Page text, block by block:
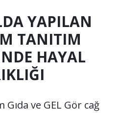
YAPILAN
TANITIM
HAYAL
ve GEL Gör cağ